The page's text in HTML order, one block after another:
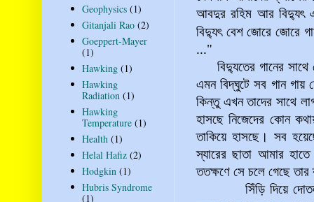
আবদুর রহিম আর বিদ্যুৎ
বিদ্যুৎ বেশ জোরে জোরে
..."
বিদ্যুতের গানের
এমন বিদ্‌ঘুটে সব গান
কিন্তু এখন তাদের সাথে
হাসছে নিজেদের কোন
তাকিয়ে হাসছে। সব
স্যারের ছাতা আমার
ততক্ষণে সে চলে গেছে
সিঁড়ি দিয়ে দোতলায়
Geophysics (1)
Gitanjali Rao (2)
Goeppert-Mayer
(1)
Hawking (1)
Hawking
Radiation (1)
Hawking
Temperature (1)
Health (1)
Helal Hafiz (2)
Hodgkin (1)
Hubris Syndrome
(1)